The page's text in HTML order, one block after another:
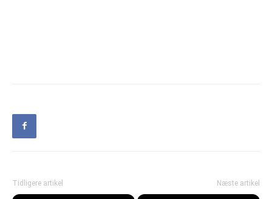
Tidligere artikel Næste artikel